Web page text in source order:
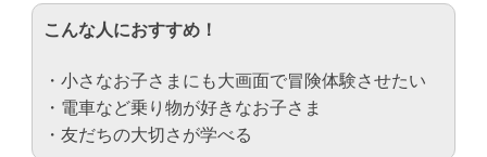
こんな人におすすめ！
・小さなお子さまにも大画面で冒険体験させたい
・電車など乗り物が好きなお子さま
・友だちの大切さが学べる